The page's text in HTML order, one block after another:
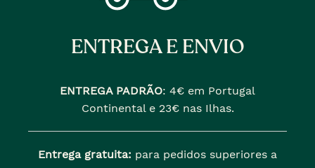
ENTREGA E ENVIO
ENTREGA PADRÃO: 4€ em Portugal
Continental e 23€ nas Ilhas.
Entrega gratuita: para pedidos superiores a